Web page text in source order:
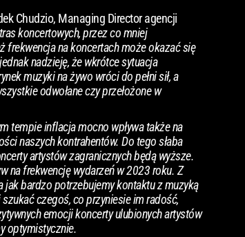
Chudzio, Managing Director agencji
koncertowych, przez co mniej
frekwencja na koncertach może okazać się
nadzieję, że wkrótce sytuacja
muzyki na żywo wróci do pełni sił, a
odwołane czy przełożone w
tempie inflacja mocno wpływa także na
naszych kontrahentów. Do tego słaba
artystów zagranicznych będą wyższe.
na frekwencję wydarzeń w 2023 roku. Z
jak bardzo potrzebujemy kontaktu z muzyką
czegoś, co przyniesie im radość,
emocji koncerty ulubionych artystów
optymistycznie.